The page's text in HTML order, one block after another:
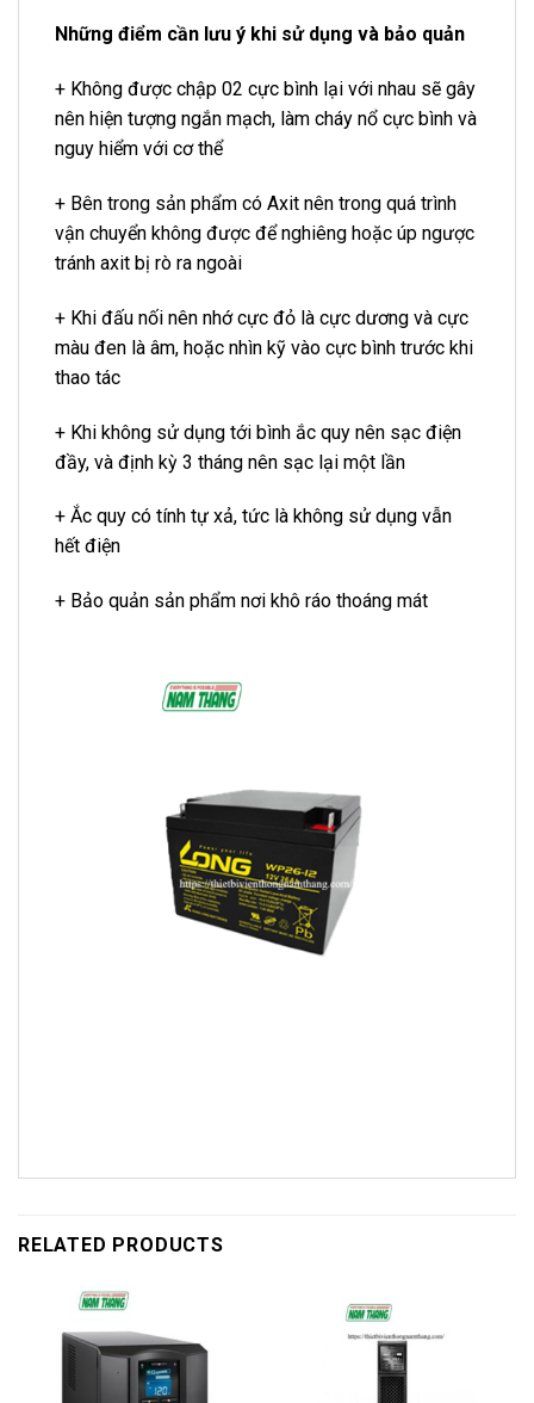
Những điểm cần lưu ý khi sử dụng và bảo quản
+ Không được chập 02 cực bình lại với nhau sẽ gây
nên hiện tượng ngắn mạch, làm cháy nổ cực bình và
nguy hiểm với cơ thể
+ Bên trong sản phẩm có Axit nên trong quá trình
vận chuyển không được để nghiêng hoặc úp ngược
tránh axit bị rò ra ngoài
+ Khi đấu nối nên nhớ cực đỏ là cực dương và cực
màu đen là âm, hoặc nhìn kỹ vào cực bình trước khi
thao tác
+ Khi không sử dụng tới bình ắc quy nên sạc điện
đầy, và định kỳ 3 tháng nên sạc lại một lần
+ Ắc quy có tính tự xả, tức là không sử dụng vẫn
hết điện
+ Bảo quản sản phẩm nơi khô ráo thoáng mát
RELATED PRODUCTS